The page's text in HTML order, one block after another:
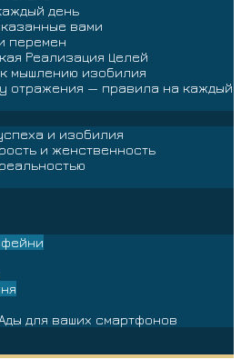
день
вами
перемен
Реализация Целей
мышлению изобилия
отражения — правила на каждый
и изобилия
и женственность
для ваших смартфонов